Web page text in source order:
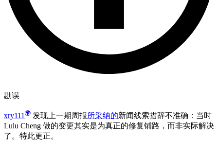
勘误
xry111 发现上一期周报所采纳的新闻线索措辞不准确：当时
Lulu Cheng 做的变更其实是为真正的修复铺路，而非实际解决
了。特此更正。